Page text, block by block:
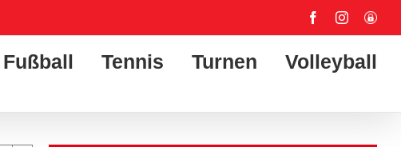
FacebookInstagram
User-
Fußball Tennis Turnen Volleyball